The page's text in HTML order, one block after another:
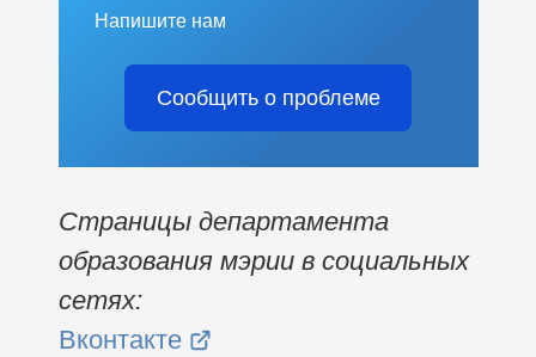
Напишите нам
Сообщить о проблеме
Страницы департамента
образования мэрии в социальных
сетях:
Вконтакте